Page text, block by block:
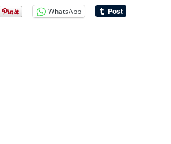
WhatsApp